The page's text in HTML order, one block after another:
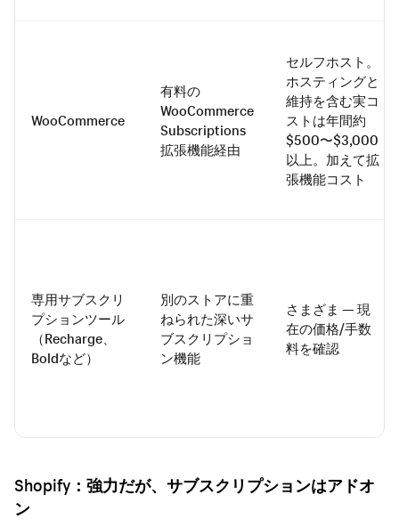
WooCommerce
有料の
WooCommerce
Subscriptions
拡張機能経由
セルフホスト。
ホスティングと
維持を含む実コ
ストは年間約
$500〜$3,000
以上。加えて拡
張機能コスト
専用サブスクリ
プションツール
（Recharge、
Boldなど）
別のストアに重
ねられた深いサ
ブスクリプショ
ン機能
さまざま — 現
在の価格/手数
料を確認
Shopify：強力だが、サブスクリプションはアドオ
ン